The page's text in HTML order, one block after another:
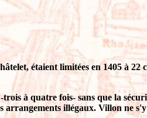
étaient limitées en 1405 à
à quatre fois- sans que la
arrangements illégaux. Villon ne